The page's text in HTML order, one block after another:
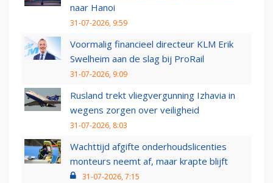
naar Hanoi
31-07-2026, 9:59
Voormalig financieel directeur KLM Erik
Swelheim aan de slag bij ProRail
31-07-2026, 9:09
Rusland trekt vliegvergunning Izhavia in
wegens zorgen over veiligheid
31-07-2026, 8:03
Wachttijd afgifte onderhoudslicenties
monteurs neemt af, maar krapte blijft
31-07-2026, 7:15